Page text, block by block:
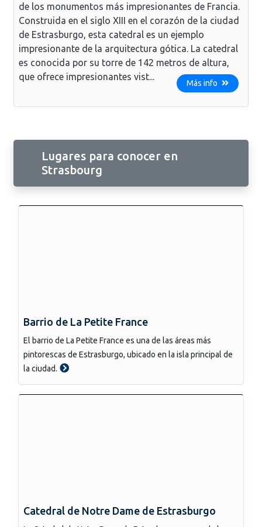
de los monumentos más impresionantes de Francia.
Construida en el siglo XIII en el corazón de la ciudad
de Estrasburgo, esta catedral es un ejemplo
impresionante de la arquitectura gótica. La catedral
es conocida por su torre de 142 metros de altura,
que ofrece impresionantes vist...
Más info
Lugares para conocer en
Strasbourg
Barrio de La Petite France
El barrio de La Petite France es una de las áreas más
pintorescas de Estrasburgo, ubicado en la isla principal de
la ciudad.
Catedral de Notre Dame de Estrasburgo